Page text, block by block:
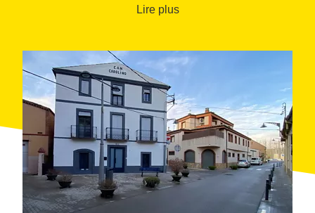
séjours avec cheminée, une cuisine et deux chambres
salles de bain. Elle dispose d’une cuisine entièrement
équipée et d’un jardin avec un coin barbecue, une
table de ping-pong et une piscine.
Lire plus